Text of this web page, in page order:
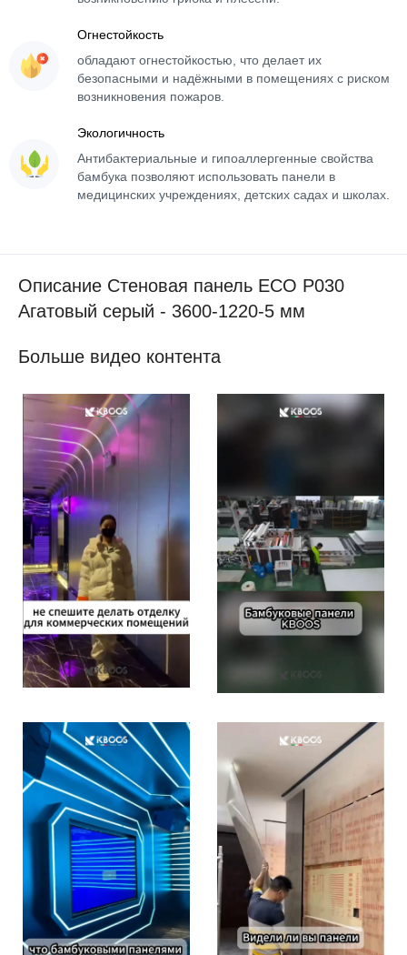
Огнестойкость
обладают огнестойкостью, что делает их
безопасными и надёжными в помещениях с риском
возникновения пожаров.
Экологичность
Антибактериальные и гипоаллергенные свойства
бамбука позволяют использовать панели в
медицинских учреждениях, детских садах и школах.
Описание Стеновая панель ECO P030
Агатовый серый - 3600-1220-5 мм
Больше видео контента